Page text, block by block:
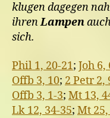
klugen dagegen
ihrenLampen
sich.
Phil 1, 20-21; Joh 6,
Offb 3, 10; 2 Petr 2,
Offb 3, 1-3; Mt 13,
Lk 12, 34-35; Mt